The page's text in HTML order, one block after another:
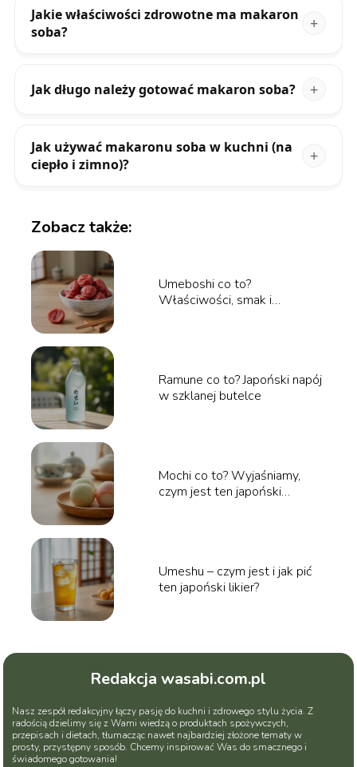
Jakie właściwości zdrowotne ma makaron
soba?
Jak długo należy gotować makaron soba?
Jak używać makaronu soba w kuchni (na
ciepło i zimno)?
Zobacz także:
Umeboshi co to?
Właściwości, smak i
Ramune co to? Japoński napój
w szklanej butelce
Mochi co to? Wyjaśniamy,
czym jest ten japoński
Umeshu – czym jest i jak pić
ten japoński likier?
Redakcja wasabi.com.pl
Nasz zespół redakcyjny łączy pasję do kuchni i zdrowego stylu życia. Z
radością dzielimy się z Wami wiedzą o produktach spożywczych,
przepisach i dietach, tłumacząc nawet najbardziej złożone tematy w
prosty, przystępny sposób. Chcemy inspirować Was do smacznego i
świadomego gotowania!